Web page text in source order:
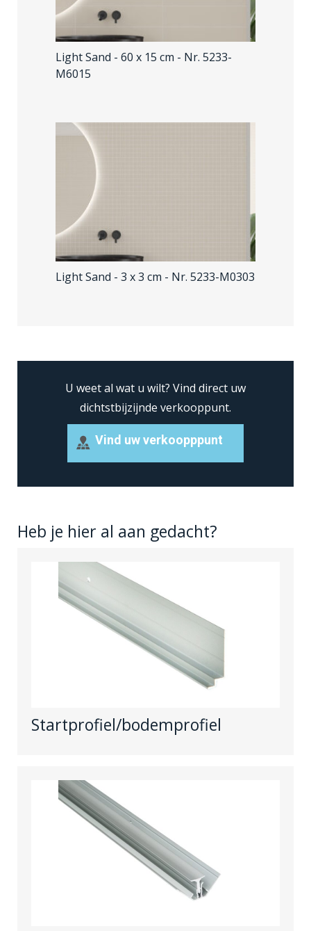
Light Sand - 60 x 15 cm - Nr. 5233-
M6015
Light Sand - 3 x 3 cm - Nr. 5233-M0303
U weet al wat u wilt? Vind direct uw
dichtstbijzijnde verkooppunt.
Vind uw verkoopppunt
Heb je hier al aan gedacht?
Startprofiel/bodemprofiel